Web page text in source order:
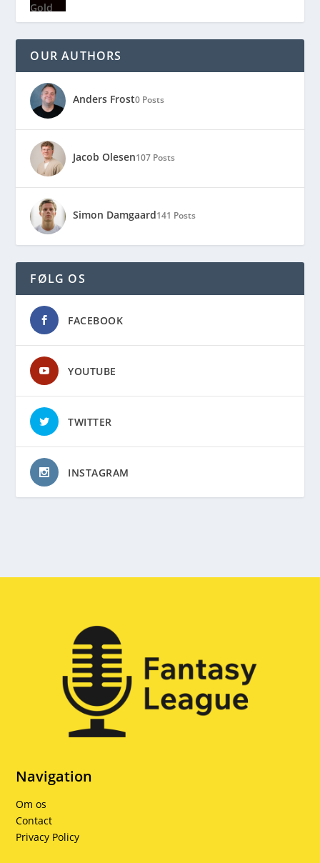
OUR AUTHORS
Anders Frost0 Posts
Jacob Olesen107 Posts
Simon Damgaard141 Posts
FØLG OS
FACEBOOK
YOUTUBE
TWITTER
INSTAGRAM
Navigation
Om os
Contact
Privacy Policy